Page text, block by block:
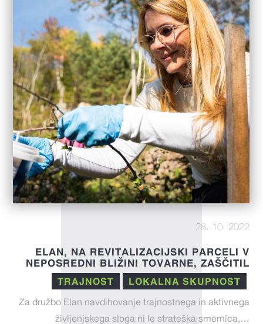
28. 10. 2022
ELAN, NA REVITALIZACIJSKI PARCELI V
NEPOSREDNI BLIŽINI TOVARNE, ZAŠČITIL
1000 SADIK DREVES
TRAJNOST LOKALNA SKUPNOST
Za družbo Elan navdihovanje trajnostnega in aktivnega
življenjskega sloga ni le strateška smernica,…